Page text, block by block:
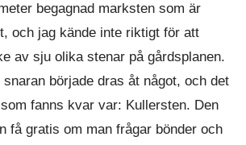
begagnad marksten som är
och jag kände inte riktigt för att
av sju olika stenar på gårdsplanen.
började dras åt något, och det
fanns kvar var: Kullersten. Den
få gratis om man frågar bönder och